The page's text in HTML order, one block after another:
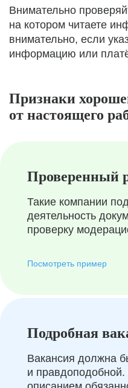
Внимательно
на котором читаете
внимательно, если
информацию или
Признаки
от настоящего
Проверенный
Такие компании
деятельность
проверку
Посмотреть пример
Подробная
Вакансия должна
и